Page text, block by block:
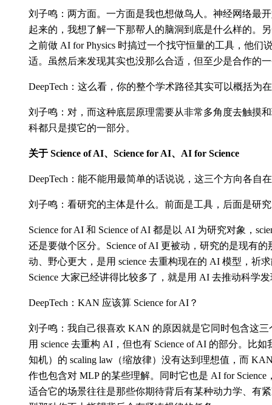
刘子鸣：两方面。一方面是我也想做鸟人。神经网络最
起来的，我想了解一下那帮人的脑洞到底是什么样的。
之前做 AI for Physics 时搞过一个找守恒量的工具，他们
适。虽然后来发现其实也没那么合适，但至少是合作的
DeepTech：这么看，你的整个学术路径其实可以概括为
刘子鸣：对，而这种底层原理需要从非常多角度去触摸
科都只是摸它的一部分。
关于 Science of AI、Science for AI、AI for Science
DeepTech：能不能用最简单的话说说，这三个方向各自
刘子鸣：看研究的主体是什么。前面是工具，后面是研
Science for AI 和 Science of AI 都是以 AI 为研究对象，
还是要做个区分。Science of AI 更被动，研究的是现有的
动、野心更大，是用 science 去重构现在的 AI 模型，祈
Science 大家已经讲得比较多了，就是用 AI 去推动科学
DeepTech：KAN 应该算 Science for AI？
刘子鸣：我自己很喜欢 KAN 的原因就是它同时包含这三
用 science 去重构 AI，但也有 Science of AI 的部分。比
知机）的 scaling law（缩放律）没有达到理想值，而
作也包含对 MLP 的某些理解。同时它也是 AI for
适合它的场景往往是那些你期待背后有某种动力学、有